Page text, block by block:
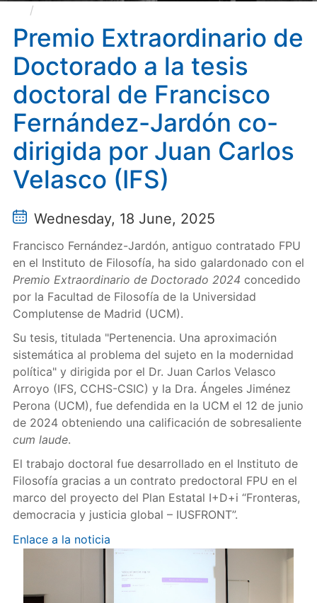
doctoral de Francisco Fernández-Jardón co-dirigida
por Juan Carlos Velasco (IFS)
Premio Extraordinario de
Doctorado a la tesis
doctoral de Francisco
Fernández-Jardón co-
dirigida por Juan Carlos
Velasco (IFS)
Wednesday, 18 June, 2025
Francisco Fernández-Jardón, antiguo contratado FPU
en el Instituto de Filosofía, ha sido galardonado con el
Premio Extraordinario de Doctorado 2024 concedido
por la Facultad de Filosofía de la Universidad
Complutense de Madrid (UCM).
Su tesis, titulada "Pertenencia. Una aproximación
sistemática al problema del sujeto en la modernidad
política" y dirigida por el Dr. Juan Carlos Velasco
Arroyo (IFS, CCHS-CSIC) y la Dra. Ángeles Jiménez
Perona (UCM), fue defendida en la UCM el 12 de junio
de 2024 obteniendo una calificación de sobresaliente
cum laude.
El trabajo doctoral fue desarrollado en el Instituto de
Filosofía gracias a un contrato predoctoral FPU en el
marco del proyecto del Plan Estatal I+D+i “Fronteras,
democracia y justicia global – IUSFRONT”.
Enlace a la noticia